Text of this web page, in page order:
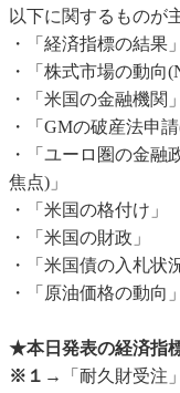
以下に関するものが
・「経済指標の結果」
・「株式市場の動向
・「米国の金融機関」
・「GMの破産法申
・「ユーロ圏の金融
焦点)」
・「米国の格付け」
・「米国の財政」
・「米国債の入札状
・「原油価格の動向」
★本日発表の経済指
※１ →「耐久財受注